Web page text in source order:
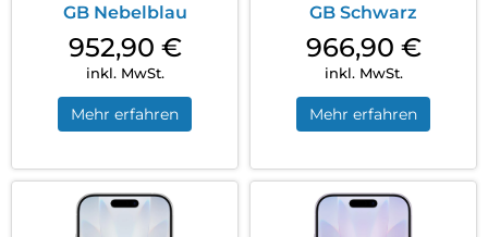
GB Nebelblau
952,90 €
inkl. MwSt.
Mehr erfahren
GB Schwarz
966,90 €
inkl. MwSt.
Mehr erfahren